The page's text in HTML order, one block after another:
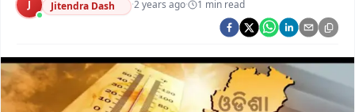
Argus Swaad Odisha
Argus Chalo Dekhein Apna Desh
J Jitendra Dash ·2 years ago· 1 min read